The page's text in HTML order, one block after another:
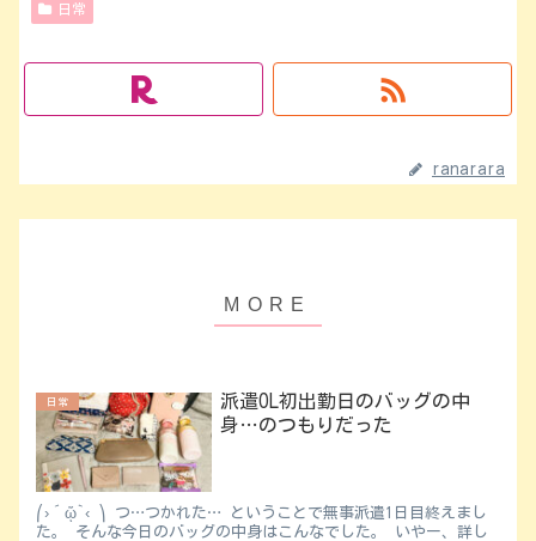
日常
ranarara
日常
派遣OL初出勤日のバッグの中
身…のつもりだった
⎛›´ᾥ`‹ ⎞ つ…つかれた… ということで無事派遣1日目終えまし
た。 そんな今日のバッグの中身はこんなでした。 いやー、詳し